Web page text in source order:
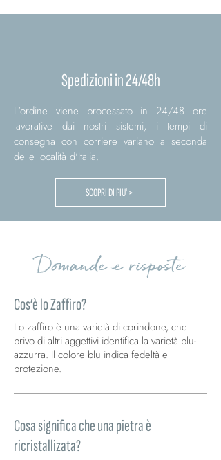
Spedizioni in 24/48h
L'ordine viene processato in 24/48 ore
lavorative dai nostri sistemi, i tempi di
consegna con corriere variano a seconda
delle località d'Italia.
SCOPRI DI PIU' >
Domande e risposte
Cos’è lo Zaffiro?
Lo zaffiro è una varietà di corindone, che
privo di altri aggettivi identifica la varietà blu-
azzurra. Il colore blu indica fedeltà e
protezione.
Cosa significa che una pietra è
ricristallizata?